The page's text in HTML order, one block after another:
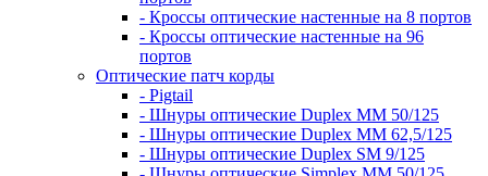
- Кроссы оптические настенные на 8 портов
- Кроссы оптические настенные на 96
портов
Оптические патч корды
- Pigtail
- Шнуры оптические Duplex MM 50/125
- Шнуры оптические Duplex MM 62,5/125
- Шнуры оптические Duplex SM 9/125